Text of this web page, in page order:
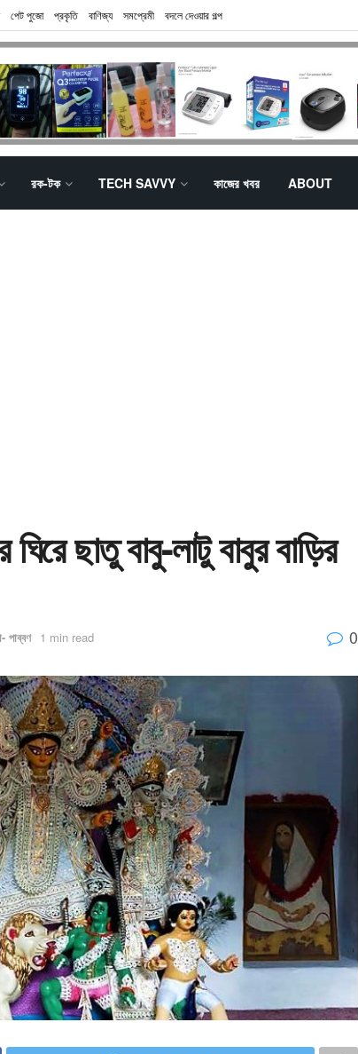
পেট পুজো প্রকৃতি বাণিজ্য সমপ্রেমী বদলে দেওয়ার গল্প
রক-টক TECH SAVVY কাজের খবর ABOUT
ছাতু বাবু-লাটু বাবুর বাড়ির
পাব্বণ 1 min read 0